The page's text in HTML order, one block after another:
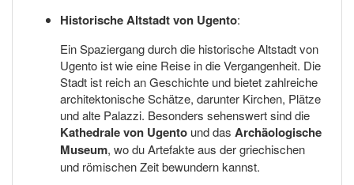
Historische Altstadt von Ugento:
Ein Spaziergang durch die historische Altstadt von
Ugento ist wie eine Reise in die Vergangenheit. Die
Stadt ist reich an Geschichte und bietet zahlreiche
architektonische Schätze, darunter Kirchen, Plätze
und alte Palazzi. Besonders sehenswert sind die
Kathedrale von Ugento und das Archäologische
Museum, wo du Artefakte aus der griechischen
und römischen Zeit bewundern kannst.